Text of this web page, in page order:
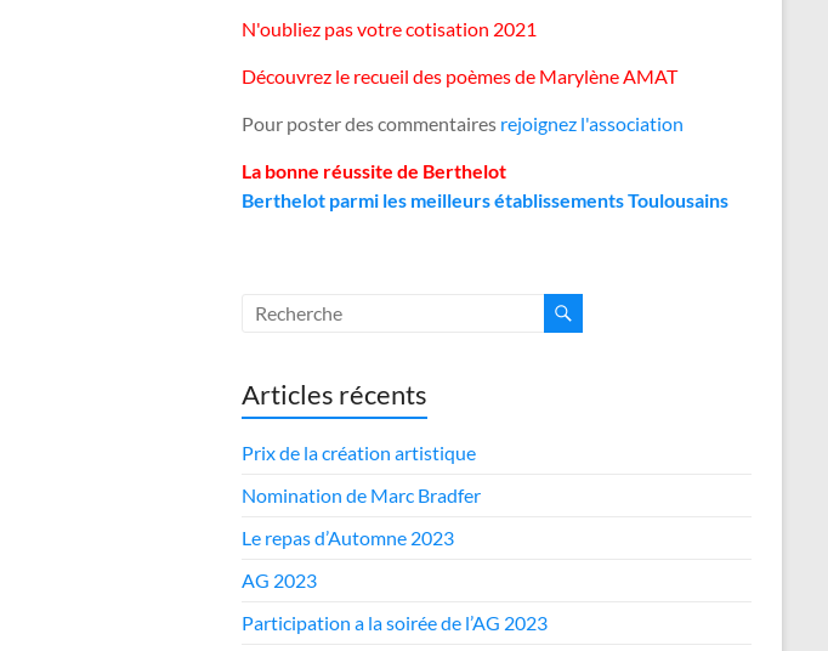
N'oubliez pas votre cotisation 2021
Découvrez le recueil des poèmes de Marylène AMAT
Pour poster des commentaires rejoignez l'association
La bonne réussite de Berthelot
Berthelot parmi les meilleurs établissements Toulousains
Articles récents
Prix de la création artistique
Nomination de Marc Bradfer
Le repas d’Automne 2023
AG 2023
Participation a la soirée de l’AG 2023